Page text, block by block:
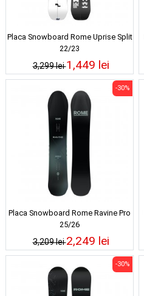
Placa Snowboard Rome Uprise Split
22/23
3,299 lei1,449 lei
Placa Snowboard Rome Ravine Pro
25/26
3,209 lei
-30%
2,249 lei
-30%